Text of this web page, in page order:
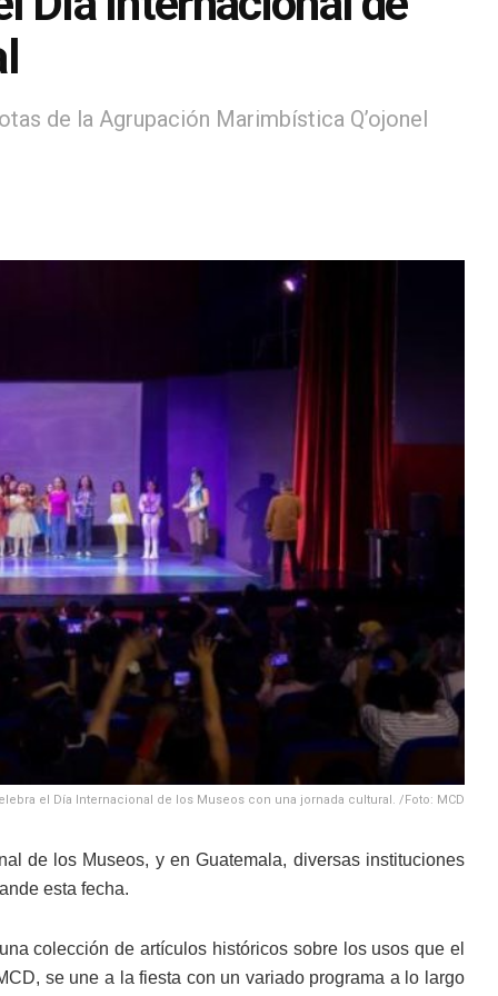
de la Agrupación Marimbística Q’ojonel
el Día Internacional de los Museos con una jornada cultural. /Foto: MCD
de los Museos, y en Guatemala, diversas instituciones
esta fecha.
colección de artículos históricos sobre los usos que el
se une a la fiesta con un variado programa a lo largo